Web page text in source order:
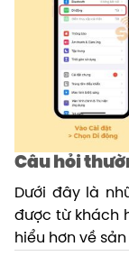
Câu hỏi
Dưới đây là
được từ khách
hiểu hơn về